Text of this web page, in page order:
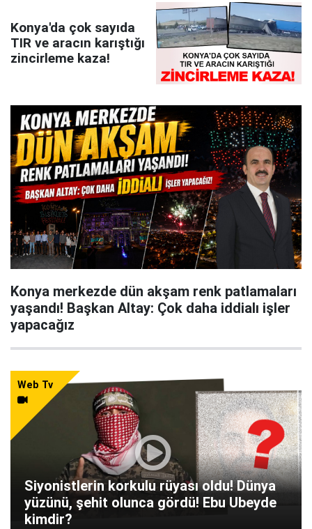
Konya'da çok sayıda
TIR ve aracın karıştığı
zincirleme kaza!
Konya merkezde dün akşam renk patlamaları
yaşandı! Başkan Altay: Çok daha iddialı işler
yapacağız
Web Tv
Siyonistlerin korkulu rüyası oldu! Dünya
yüzünü, şehit olunca gördü! Ebu Ubeyde
kimdir?